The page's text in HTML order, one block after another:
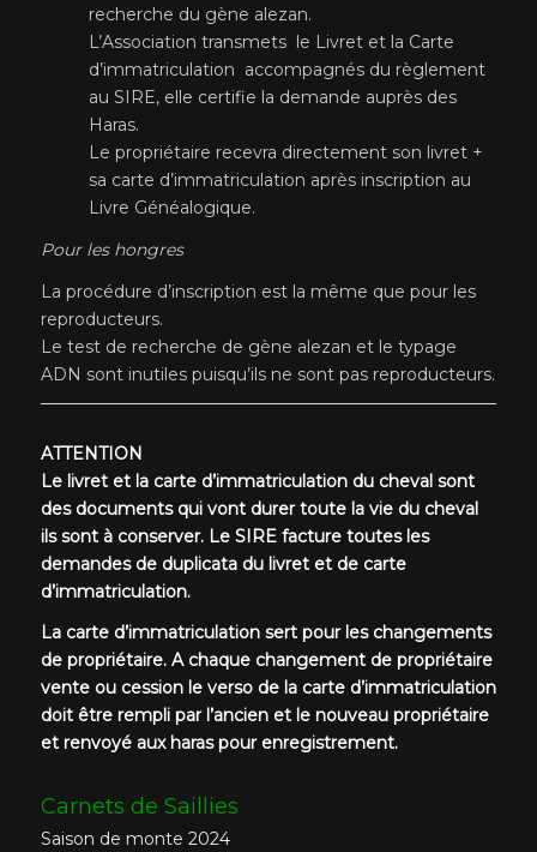
recherche du gène alezan.
L’Association transmets le Livret et la Carte
d’immatriculation accompagnés du règlement
au SIRE, elle certifie la demande auprès des
Haras.
Le propriétaire recevra directement son livret +
sa carte d’immatriculation après inscription au
Livre Généalogique.
Pour les hongres
La procédure d’inscription est la même que pour les
reproducteurs.
Le test de recherche de gène alezan et le typage
ADN sont inutiles puisqu’ils ne sont pas reproducteurs.
ATTENTION
Le livret et la carte d’immatriculation du cheval sont
des documents qui vont durer toute la vie du cheval
ils sont à conserver. Le SIRE facture toutes les
demandes de duplicata du livret et de carte
d’immatriculation.
La carte d’immatriculation sert pour les changements
de propriétaire. A chaque changement de propriétaire
vente ou cession le verso de la carte d’immatriculation
doit être rempli par l’ancien et le nouveau propriétaire
et renvoyé aux haras pour enregistrement.
Carnets de Saillies
Saison de monte 2024